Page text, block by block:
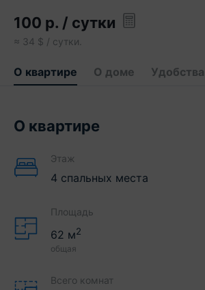
100 р. / сутки
≈ 34 $ / сутки.
О квартире О доме Удобства
О квартире
Этаж
4 спальных места
Площадь
62 м2
общая
Всего комнат